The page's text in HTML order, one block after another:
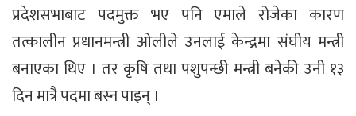
प्रदेशसभाबाट पदमुक्त भए पनि एमाले रोजेका कारण
तत्कालीन प्रधानमन्त्री ओलीले उनलाई केन्द्रमा संघीय मन्त्री
बनाएका थिए । तर कृषि तथा पशुपन्छी मन्त्री बनेकी उनी १३
दिन मात्रै पदमा बस्न पाइन् ।